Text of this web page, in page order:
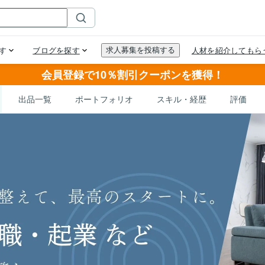
会員登録で10％割引クーポンを獲得！
出品一覧 ポートフォリオ スキル・経歴 評価